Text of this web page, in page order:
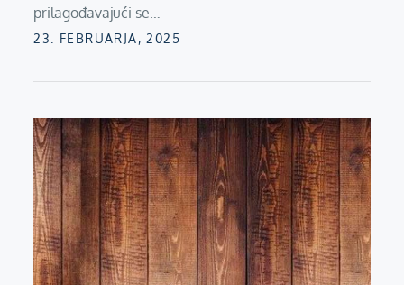
prilagođavajući se…
Posted
23. FEBRUARJA, 2025